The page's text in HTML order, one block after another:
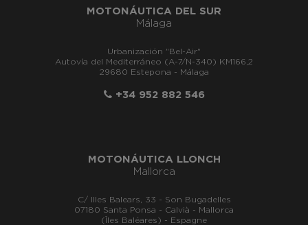
MOTONÁUTICA DEL SUR
Málaga
Urbanización "Bel-Air"
Autovía del Mediterráneo (A-7/N-340) KM166,2
29680 Estepona - Málaga
+34 952 882 546
MOTONÁUTICA LLONCH
Mallorca
C/ Illes Balears, 33 - Son Bugadelles
07180 Santa Ponsa - Calvià - Mallorca
(Îles Baléares) - Espagne